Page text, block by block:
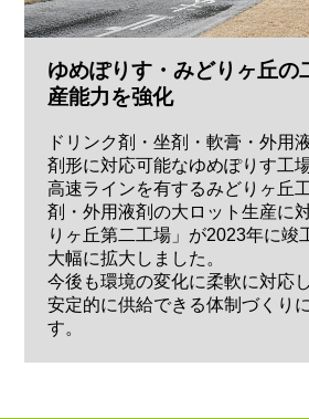
ゆめぽりす・みどりヶ丘の
産能力を強化
ドリンク剤・坐剤・軟膏・外用
剤形に対応可能なゆめぽりす工
高速ラインを有するみどりヶ丘
剤・外用液剤の大ロット生産に
りヶ丘第二工場」が2023年に竣
大幅に拡大しました。
今後も環境の変化に柔軟に対応
安定的に供給できる体制づくり
す。